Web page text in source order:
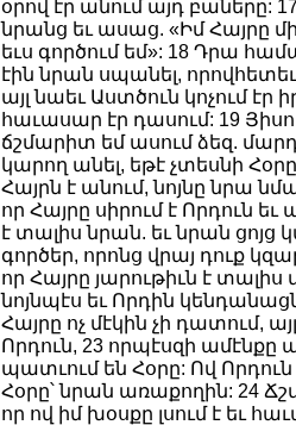
օրով էր անում այդ
նրանց եւ ասաց. «Իմ Հայրը
եւս գործում եմ»: 18 Դրա
էին նրան սպանել,
այլ նաեւ Աստծուն կոչում էր
հաւասար էր դասում: 19
ճշմարիտ եմ ասում ձեզ.
կարող անել, եթէ չտեսնի
Հայրն է անում, նոյնը նրա
որ Հայրը սիրում է Որդուն եւ
է տալիս նրան. եւ նրան ցոյց
գործեր, որոնց վրայ դուք
որ Հայրը յարութիւն է տալիս
նոյնպէս եւ Որդին
Հայրը ոչ մէկին չի դատում,
Որդուն, 23 որպէսզի ամէնքը
պատւում են Հօրը: Ով
Հօրը՝ նրան առաքողին: 24
որ ով իմ խօսքը լսում է եւ